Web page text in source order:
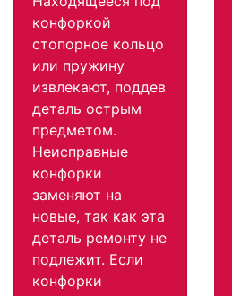
конфоркой
стопорное кольцо
или пружину
извлекают, поддев
деталь острым
предметом.
Неисправные
конфорки
заменяют на
новые, так как эта
деталь ремонту не
подлежит. Если
конфорки